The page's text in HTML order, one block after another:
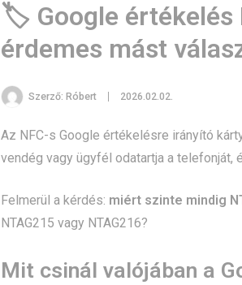
🏷️ Google értékelés
érdemes mást
Szerző: Róbert 2026.02.02.
Az NFC-s Google értékelésre irányító
vendég vagy ügyfél odatartja a telefonját,
Felmerül a kérdés: miért szinte mindig
NTAG215 vagy NTAG216?
Mit csinál valójában a